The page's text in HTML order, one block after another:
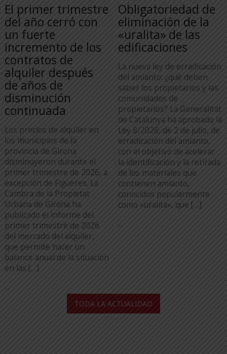
El primer trimestre
del año cerró con
un fuerte
incremento de los
contratos de
alquiler después
de años de
disminución
continuada
Los precios de alquiler en
los municipios de la
provincia de Girona
disminuyeron durante el
primer trimestre de 2026, a
excepción de Figueres. La
Cambra de la Propietat
Urbana de Girona ha
publicado el informe del
primer trimestre de 2026
del mercado del alquiler,
que permite hacer un
balance anual de la situación
en las […]
...
Obligatoriedad de
eliminación de la
«uralita» de las
edificaciones
La nueva ley de erradicación
del amianto: ¿qué deben
saber los propietarios y las
comunidades de
propietarios? La Generalitat
de Catalunya ha aprobado la
Ley 8/2026, de 2 de julio, de
erradicación del amianto,
con el objetivo de acelerar
la identificación y la retirada
de los materiales que
contienen amianto,
conocidos popularmente
como «uralita», que […]
...
TODA LA ACTUALIDAD